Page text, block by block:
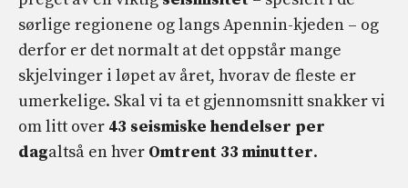
sørlige regionene og langs Apennin-kjeden – og
derfor er det normalt at det oppstår mange
skjelvinger i løpet av året, hvorav de fleste er
umerkelige. Skal vi ta et gjennomsnitt snakker vi
om litt over 43 seismiske hendelser per
dagaltså en hver Omtrent 33 minutter.